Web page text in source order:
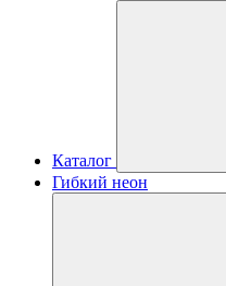
Каталог
Гибкий неон